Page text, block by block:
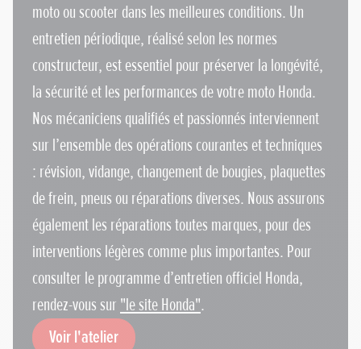
moto ou scooter dans les meilleures conditions. Un
entretien périodique, réalisé selon les normes
constructeur, est essentiel pour préserver la longévité,
la sécurité et les performances de votre moto Honda.
Nos mécaniciens qualifiés et passionnés interviennent
sur l’ensemble des opérations courantes et techniques
: révision, vidange, changement de bougies, plaquettes
de frein, pneus ou réparations diverses. Nous assurons
également les réparations toutes marques, pour des
interventions légères comme plus importantes. Pour
consulter le programme d’entretien officiel Honda,
rendez-vous sur "le site Honda".
Voir l'atelier